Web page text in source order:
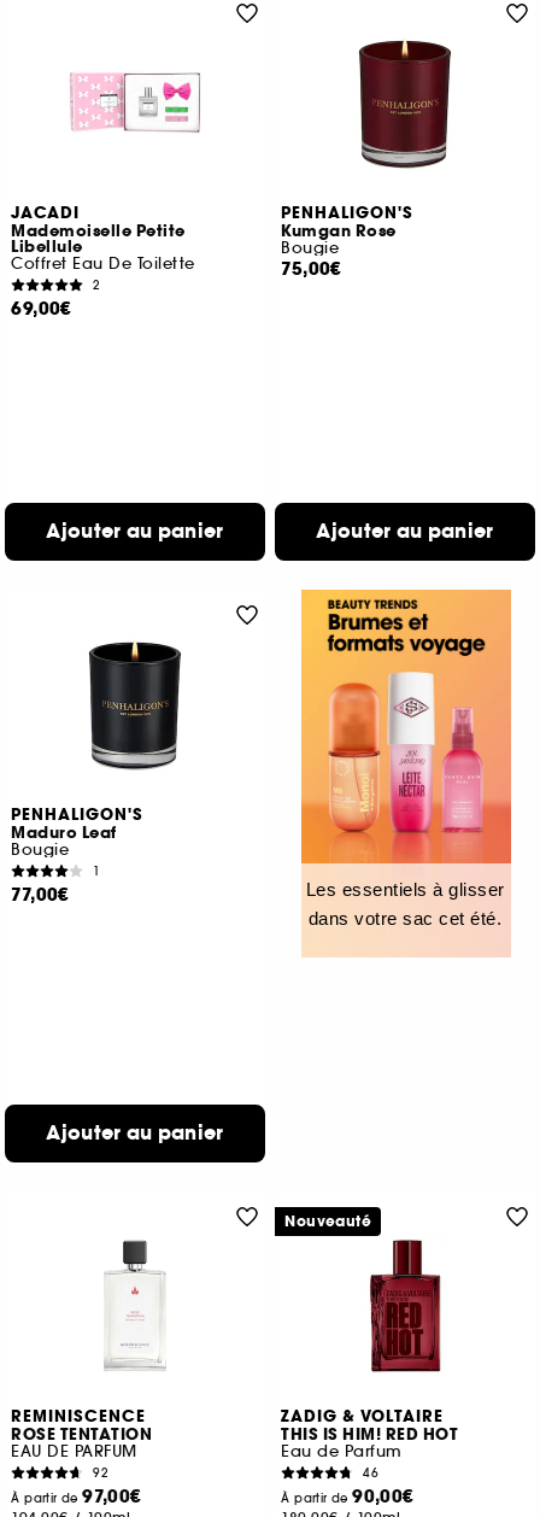
JACADI
Mademoiselle Petite
Libellule
Coffret Eau De Toilette
2
69,00€
Ajouter au panier
PENHALIGON'S
Kumgan Rose
Bougie
75,00€
Ajouter au panier
PENHALIGON'S
Maduro Leaf
Bougie
1
77,00€
Ajouter au panier
Les essentiels à glisser
dans votre sac cet été.
REMINISCENCE
ROSE TENTATION
EAU DE PARFUM
92
À partir de97,00€
ZADIG & VOLTAIRE
THIS IS HIM! RED HOT
Eau de Parfum
46
À partir de90,00€
Nouveauté